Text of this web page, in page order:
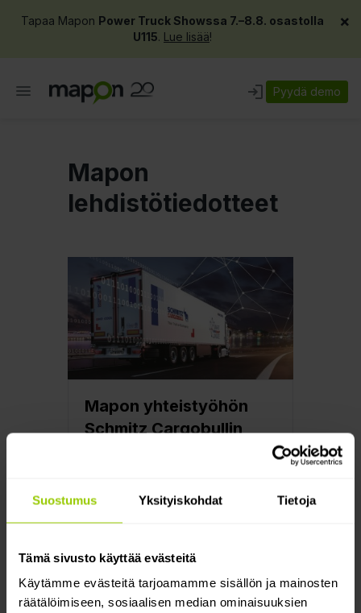
Suostumus Yksityiskohdat Tietoja
Tämä sivusto käyttää evästeitä
Käytämme evästeitä tarjoamamme sisällön ja mainosten
räätälöimiseen, sosiaalisen median ominaisuuksien
Tapaa Mapon Power Truck Showssa 7.–8.8. osastolla
U115. Lue lisää!
×
Pyydä demo
Mapon
lehdistötiedotteet
Mapon yhteistyöhön
Schmitz Cargobullin
ilmoittaa kumppanuudesta Schmitz
Cargobullin kanssa, sisältäen
ohjelmistointegraation!
Lue lisää